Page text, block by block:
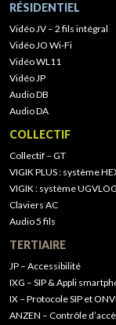
RÉSIDENTIEL
Vidéo JV – 2 fils intégral
Vidéo JO Wi-Fi
Vidéo WL11
Vidéo JP
Audio DB
Audio DA
COLLECTIF
Collectif – GT
VIGIK PLUS : système
VIGIK : système UGVLOG
Claviers AC
Audio 5 fils
TERTIAIRE
JP – Accessibilité
IXG – SIP & Appli
IX – Protocole SIP et
ANZEN – Contrôle